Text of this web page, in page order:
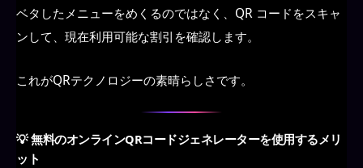
ベタしたメニューをめくるのではなく、QR コードをスキャ
ンして、現在利用可能な割引を確認します。
これがQRテクノロジーの素晴らしさです。
💡 無料のオンラインQRコードジェネレーターを使用するメリ
ット